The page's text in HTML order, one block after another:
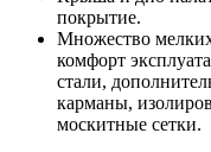
покрытие.
Множество
комфорт
стали,
карманы,
москитные сетки.